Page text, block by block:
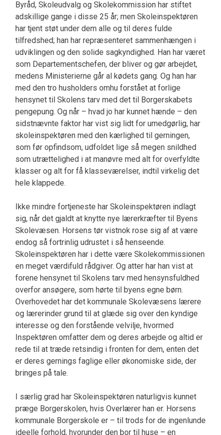
Byråd, Skoleudvalg og Skolekommission har stiftet
adskillige gange i disse 25 år; men Skoleinspektøren
har tjent støt under dem alle og til deres fulde
tilfredshed; han har repræsenteret sammenhængen i
udviklingen og den solide sagkyndighed. Han har været
som Departementschefen, der bliver og gør arbejdet,
medens Ministerierne går al kødets gang. Og han har
med den tro husholders omhu forstået at forlige
hensynet til Skolens tarv med det til Borgerskabets
pengepung. Og når – hvad jo har kunnet hænde – den
sidstnævnte faktor har vist sig lidt for umedgørlig, har
skoleinspektøren med den kærlighed til gerningen,
som før opfindsom, udfoldet lige så megen snildhed
som utrættelighed i at manøvre med alt for overfyldte
klasser og alt for få klasseværelser, indtil virkelig det
hele klappede.
Ikke mindre fortjeneste har Skoleinspektøren indlagt
sig, når det gjaldt at knytte nye lærerkræfter til Byens
Skolevæsen. Horsens tør vistnok rose sig af at være
endog så fortrinlig udrustet i så henseende.
Skoleinspektøren har i dette være Skolekommissionen
en meget værdifuld rådgiver. Og atter har han vist at
forene hensynet til Skolens tarv med hensynsfuldhed
overfor ansøgere, som hørte til byens egne børn.
Overhovedet har det kommunale Skolevæsens lærere
og lærerinder grund til at glæde sig over den kyndige
interesse og den forstående velvilje, hvormed
Inspektøren omfatter dem og deres arbejde og altid er
rede til at træde retsindig i fronten for dem, enten det
er deres gernings faglige eller økonomiske side, der
bringes på tale.
I særlig grad har Skoleinspektøren naturligvis kunnet
præge Borgerskolen, hvis Overlærer han er. Horsens
kommunale Borgerskole er – til trods for de ingenlunde
ideelle forhold, hvorunder den bor til huse – en